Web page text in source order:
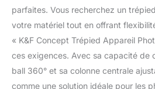
parfaites. Vous recherchez un
votre matériel tout en offrant
« K&F Concept Trépied Appareil
ces exigences. Avec sa capacité de
ball 360° et sa colonne centrale
comme une solution idéale pour les